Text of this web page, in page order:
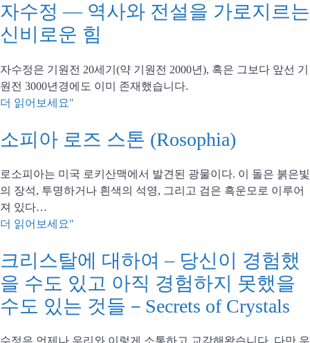
자수정 — 역사와 전설을 가로지르는
신비로운 힘
자수정은 기원전 20세기(약 기원전 2000년), 혹은 그보다 앞선 기
원전 3000년경에도 이미 존재했습니다.
더 읽어보세요"
소피아 로즈 스톤 (Rosophia)
로소피아는 미국 로키산맥에서 발견된 광물이다. 이 돌은 붉은빛
의 장석, 투명하거나 흰색의 석영, 그리고 검은 흑운모로 이루어
져 있다…
더 읽어보세요"
크리스탈에 대하여 – 당신이 경험했
을 수도 있고 아직 경험하지 못했을
수도 있는 것들－Secrets of Crystals